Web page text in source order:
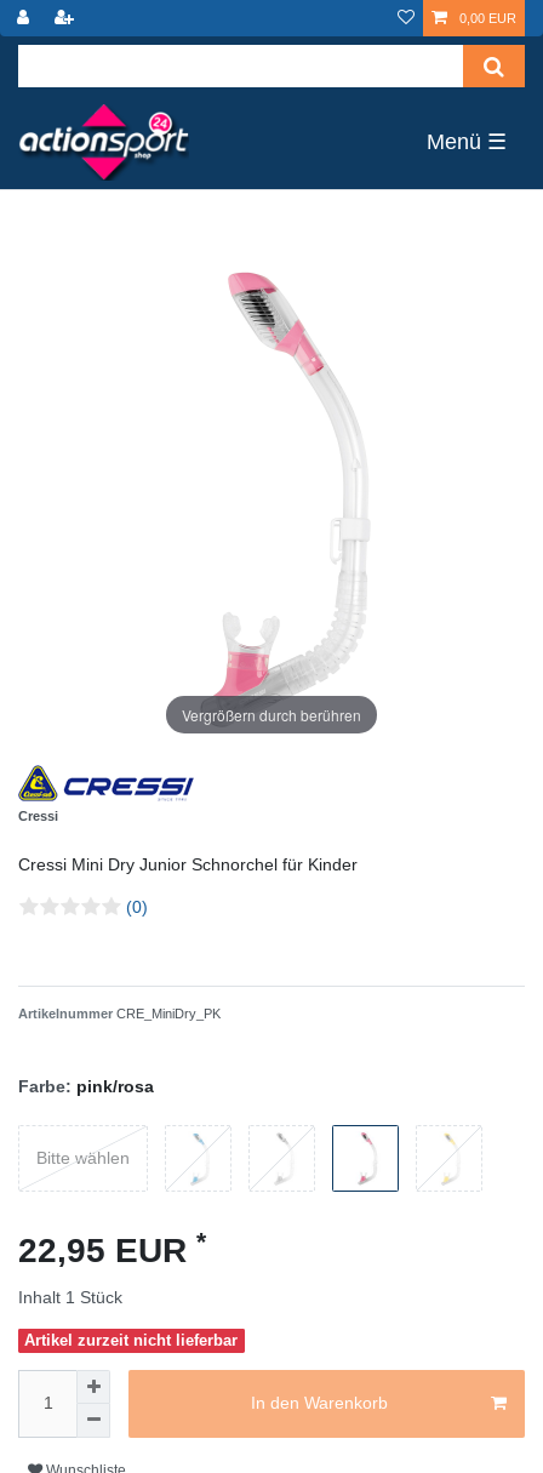
0,00 EUR
☰
Vergrößern durch berühren
Cressi
Cressi Mini Dry Junior Schnorchel für Kinder
(0)
Artikelnummer CRE_MiniDry_PK
Farbe: pink/rosa
Bitte wählen
22,95 EUR *
Inhalt 1 Stück
Artikel zurzeit nicht lieferbar
In den Warenkorb